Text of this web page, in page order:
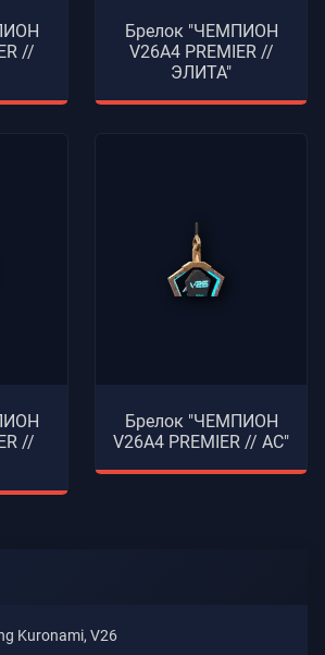
//
Брелок "ЧЕМПИОН
V26A4 PREMIER //
ЭЛИТА"
//
Брелок "ЧЕМПИОН
V26A4 PREMIER // АС"
Kuronami, V26